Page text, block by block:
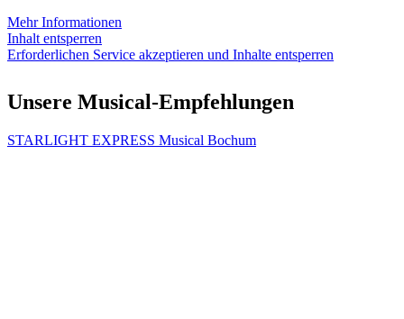
Mehr Informationen
Inhalt entsperren
Erforderlichen Service akzeptieren und Inhalte entsperren
Unsere Musical-Empfehlungen
STARLIGHT EXPRESS Musical Bochum